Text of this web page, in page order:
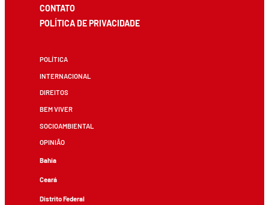
CONTATO
POLÍTICA DE PRIVACIDADE
POLÍTICA
INTERNACIONAL
DIREITOS
BEM VIVER
SOCIOAMBIENTAL
OPINIÃO
Bahia
Ceará
Distrito Federal